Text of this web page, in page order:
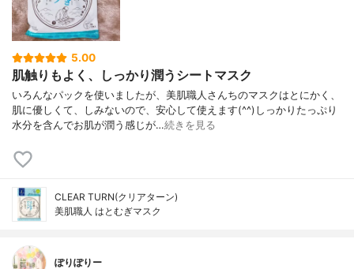
5.00
肌触りもよく、しっかり潤うシートマスク
いろんなパックを使いましたが、美肌職人さんちのマスクはとにかく、
肌に優しくて、しみないので、安心して使えます(^^)しっかりたっぷり
水分を含んでお肌が潤う感じが…続きを見る
CLEAR TURN(クリアターン)
美肌職人 はとむぎマスク
ぽりぽりー